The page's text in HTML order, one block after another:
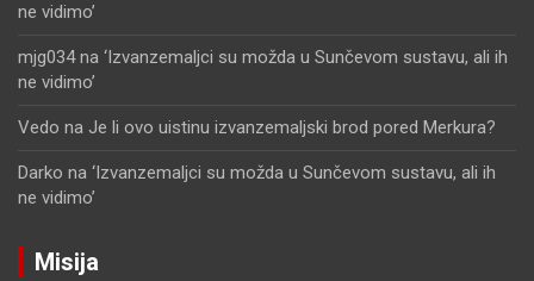
ne vidimo’
mjg034na ‘Izvanzemaljci su možda u Sunčevom sustavu, ali ih
ne vidimo’
Vedo na Je li ovo uistinu izvanzemaljski brod pored Merkura?
Darko na ‘Izvanzemaljci su možda u Sunčevom sustavu, ali ih
ne vidimo’
Misija